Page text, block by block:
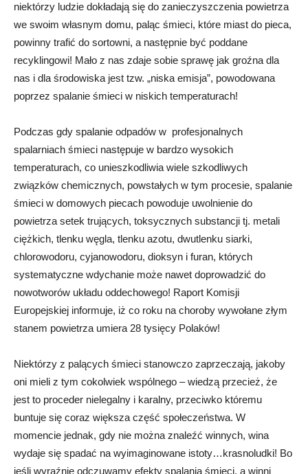
niektórzy ludzie dokładają się do zanieczyszczenia powietrza
we swoim własnym domu, paląc śmieci, które miast do pieca,
powinny trafić do sortowni, a następnie być poddane
recyklingowi! Mało z nas zdaje sobie sprawę jak groźna dla
nas i dla środowiska jest tzw. „niska emisja”, powodowana
poprzez spalanie śmieci w niskich temperaturach!
Podczas gdy spalanie odpadów w profesjonalnych
spalarniach śmieci następuje w bardzo wysokich
temperaturach, co unieszkodliwia wiele szkodliwych
związków chemicznych, powstałych w tym procesie, spalanie
śmieci w domowych piecach powoduje uwolnienie do
powietrza setek trujących, toksycznych substancji tj. metali
ciężkich, tlenku węgla, tlenku azotu, dwutlenku siarki,
chlorowodoru, cyjanowodoru, dioksyn i furan, których
systematyczne wdychanie może nawet doprowadzić do
nowotworów układu oddechowego! Raport Komisji
Europejskiej informuje, iż co roku na choroby wywołane złym
stanem powietrza umiera 28 tysięcy Polaków!
Niektórzy z palących śmieci stanowczo zaprzeczają, jakoby
oni mieli z tym cokolwiek wspólnego – wiedzą przecież, że
jest to proceder nielegalny i karalny, przeciwko któremu
buntuje się coraz większa część społeczeństwa. W
momencie jednak, gdy nie można znaleźć winnych, wina
wydaje się spadać na wyimaginowane istoty…krasnoludki! Bo
jeśli wyraźnie odczuwamy efekty spalania śmieci, a winni